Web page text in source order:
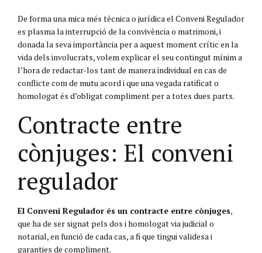
De forma una mica més tècnica o jurídica el Conveni Regulador
es plasma la interrupció de la convivència o matrimoni, i
donada la seva importància per a aquest moment crític en la
vida dels involucrats, volem explicar el seu contingut mínim a
l’hora de redactar-los tant de manera individual en cas de
conflicte com de mutu acord i que una vegada ratificat o
homologat és d’obligat compliment per a totes dues parts.
Contracte entre
cònjuges: El conveni
regulador
El Conveni Regulador és un contracte entre cònjuges,
que ha de ser signat pels dos i homologat via judicial o
notarial, en funció de cada cas, a fi que tingui validesa i
garanties de compliment.